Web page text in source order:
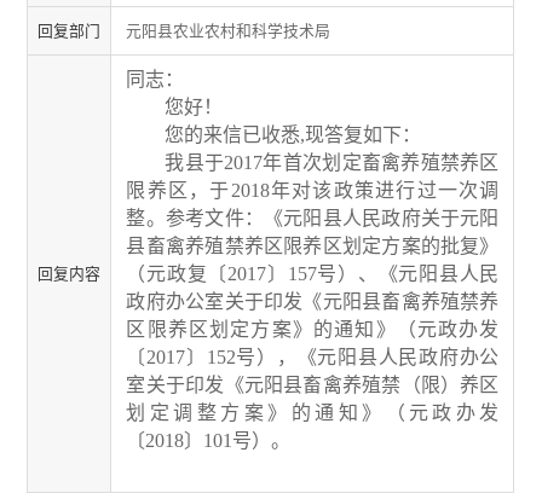
回复部门 元阳县农业农村和科学技术局
回复内容
同志：
您好！
您的来信已收悉,现答复如下：
我县于2017年首次划定畜禽养殖禁养区
限养区， 于 2018年对该政策进行过一次调
整。参考文件：
《元阳县人民政府关于元阳
县畜禽养殖禁养区限养区划定方案的批复》
（元政复〔 2017〕 157号）、《元阳县人民
政府办公室关于印发《元阳县畜禽养殖禁养
区限养区划定方案》的通知》（元政办发
〔 2017〕 152号），
《元阳县人民政府办公
室关于印发《元阳县畜禽养殖禁（限）养区
划定调整方案》的通知》（元政办发
〔2018〕 101 号）。